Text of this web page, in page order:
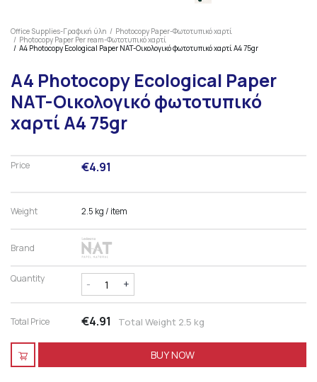
Office Supplies-Γραφική ύλη
Photocopy Paper-Φωτοτυπικό χαρτί
Photocopy Paper Per ream-Φωτοτυπικό χαρτί
A4 Photocopy Ecological Paper NAT-Οικολογικό φωτοτυπικό χαρτί Α4 75gr
A4 Photocopy Ecological Paper
NAT-Οικολογικό φωτοτυπικό
χαρτί Α4 75gr
Price €4.91
Weight 2.5 kg/ item
Brand
Quantity - +
Total Price €4.91 Total Weight 2.5 kg
BUY NOW